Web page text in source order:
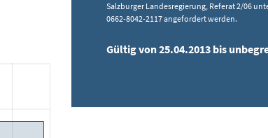
Salzburger Landesregierung, Referat 2/06
0662-8042-2117 angefordert werden.
Gültig von 25.04.2013 bis